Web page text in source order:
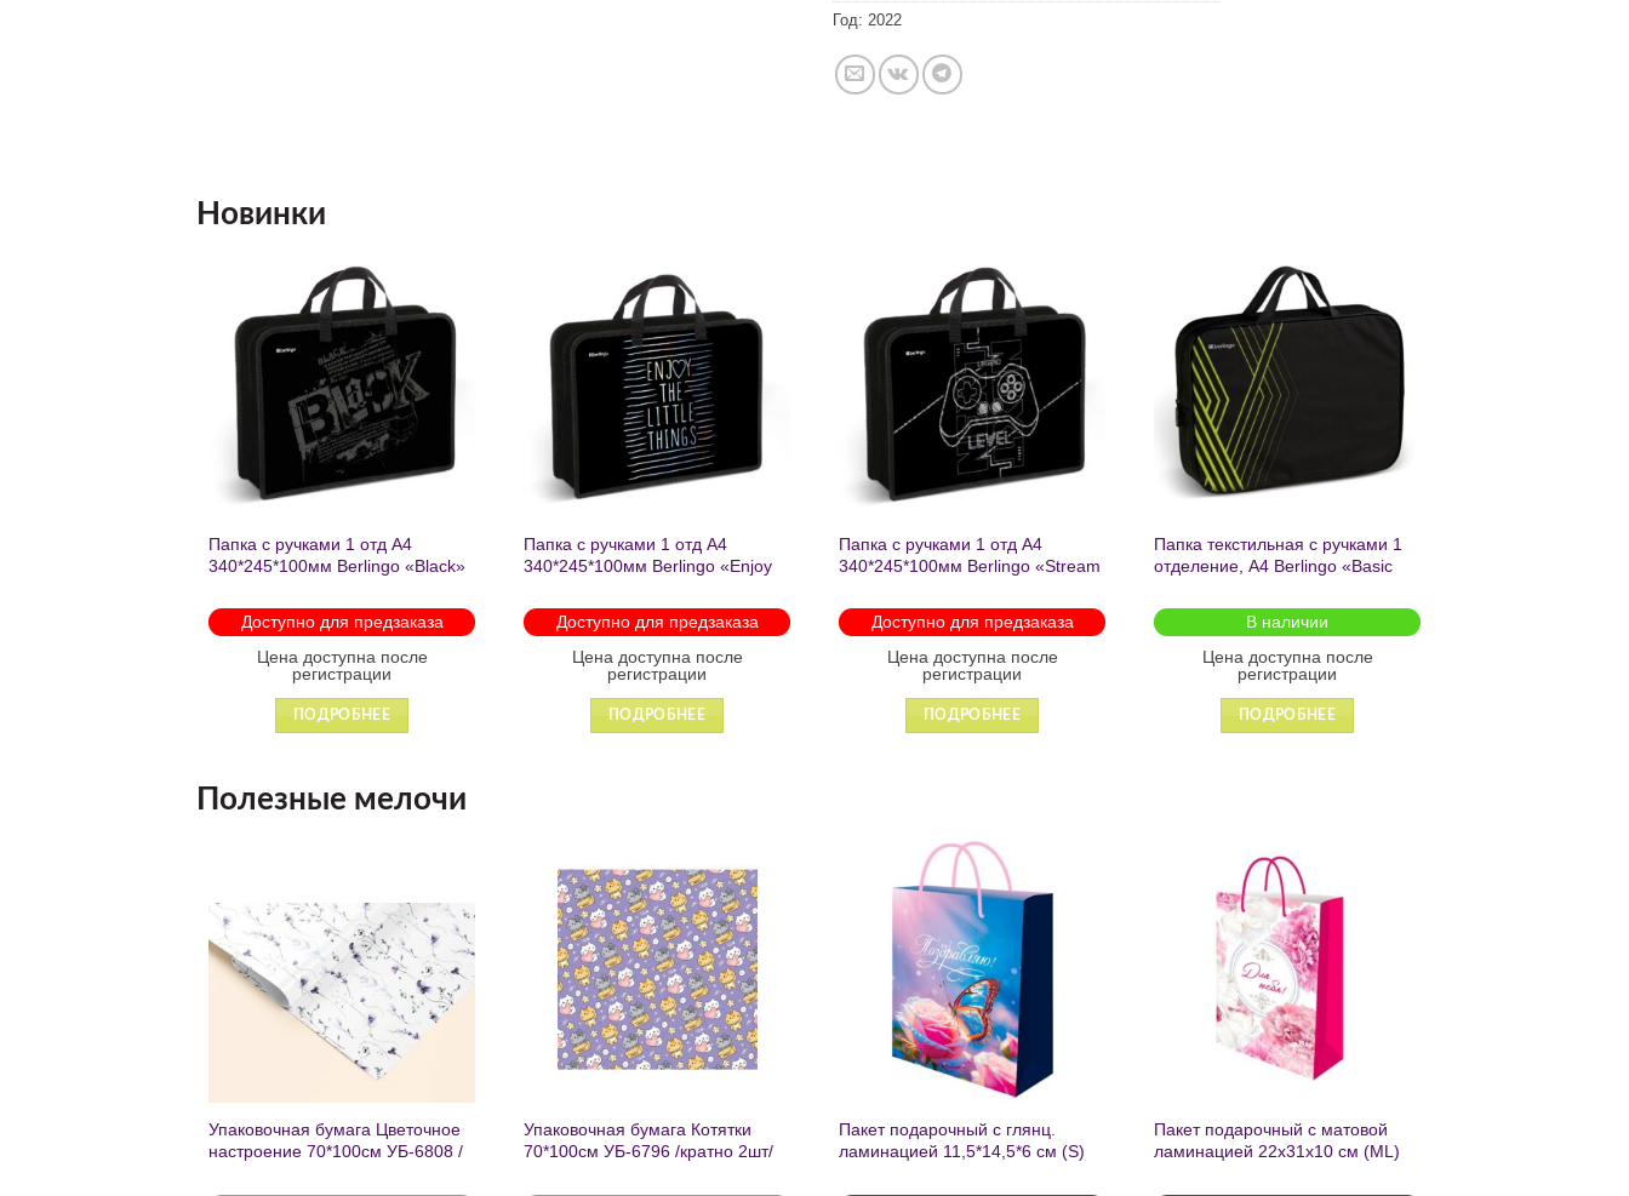
Год: 2022
Новинки
Добавить
в список
желаний
Папка с ручками 1 отд А4
340*245*100мм Berlingo «Black»
Доступно для предзаказа
Цена доступна после
регистрации
ПОДРОБНЕЕ
Добавить
в список
желаний
Папка с ручками 1 отд А4
340*245*100мм Berlingo «Enjoy
молнии 1215
Доступно для предзаказа
Цена доступна после
регистрации
ПОДРОБНЕЕ
Добавить
в список
Папка с ручками 1 отд А4
340*245*100мм Berlingo «Stream
Доступно для предзаказа
Цена доступна после
регистрации
ПОДРОБНЕЕ
Добавить
Папка текстильная с ручками 1
отделение, А4 Berlingo «Basic
на молнии2601
В наличии
Цена доступна после
регистрации
ПОДРОБНЕЕ
Полезные мелочи
Добавить
в список
желаний
Упаковочная бумага Цветочное
настроение 70*100см УБ-6808 /
Добавить
в список
желаний
Упаковочная бумага Котятки
70*100см УБ-6796 /кратно 2шт/
Добавить
Пакет подарочный с глянц.
ламинацией 11,5*14,5*6 см (S)
Добавить
Пакет подарочный с матовой
ламинацией 22х31х10 см (ML)